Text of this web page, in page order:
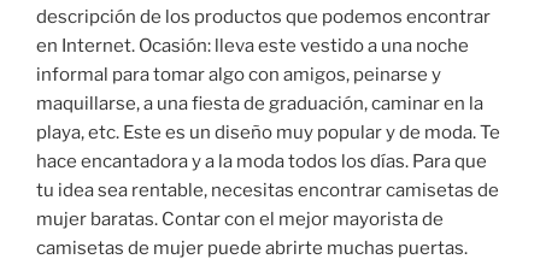
descripción de los productos que podemos encontrar
en Internet. Ocasión: lleva este vestido a una noche
informal para tomar algo con amigos, peinarse y
maquillarse, a una fiesta de graduación, caminar en la
playa, etc. Este es un diseño muy popular y de moda. Te
hace encantadora y a la moda todos los días. Para que
tu idea sea rentable, necesitas encontrar camisetas de
mujer baratas. Contar con el mejor mayorista de
camisetas de mujer puede abrirte muchas puertas.